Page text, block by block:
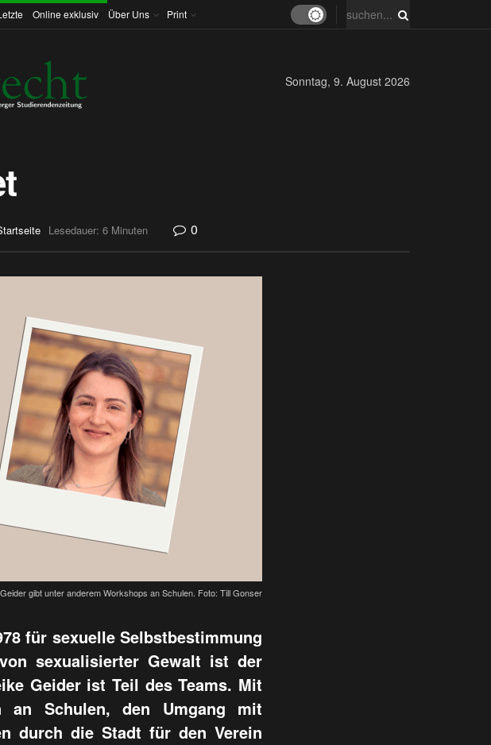
Online exklusiv Über Uns Print
Sonntag, 9. August 2026
Lesedauer: 6 Minuten 0
gibt unter anderem Workshops an Schulen. Foto: Till Gonser
für sexuelle Selbstbestimmung
sexualisierter Gewalt ist der
Geider ist Teil des Teams. Mit
Schulen, den Umgang mit
durch die Stadt für den Verein